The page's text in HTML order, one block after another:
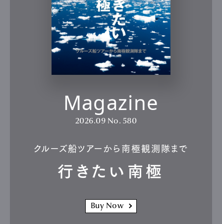
Magazine
2026.09 No. 580
クルーズ船ツアーから南極観測隊まで
行きたい南極
Buy Now